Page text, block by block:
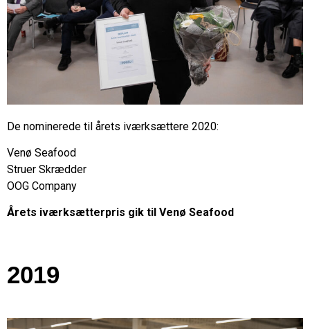
De nominerede til årets iværksættere 2020:
Venø Seafood
Struer Skrædder
OOG Company
Årets iværksætterpris gik til Venø Seafood
2019